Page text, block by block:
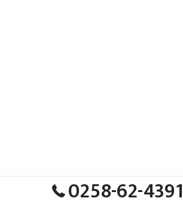
0258-62-4391